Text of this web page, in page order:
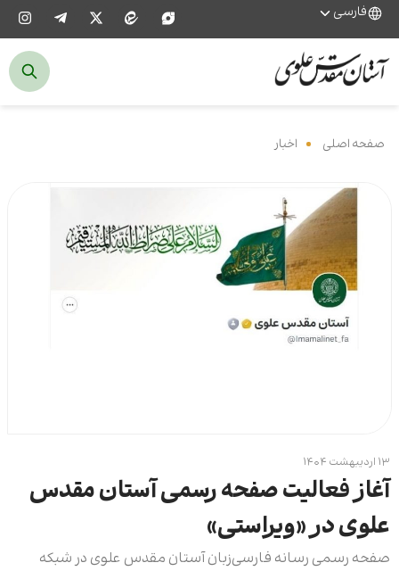
فارسی
صفحه اصلی اخبار
۱۳ اردیبهشت ۱۴۰۴
آغاز فعالیت صفحه رسمی آستان مقدس
علوی در «ویراستی»
صفحه رسمی رسانه فارسی‌زبان آستان مقدس علوی در شبکه